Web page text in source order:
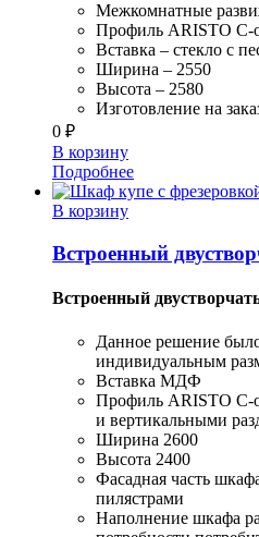
Межкомнатные
Профиль ARISTO С-
Вставка – стекло с
Ширина – 2550
Высота – 2580
Изготовление на
0 ₽
В корзину
Подробнее
В корзину
Встроенный
Встроенный
Данное решение
индивидуальным
Вставка МДФ
Профиль ARISTO C-
и вертикальными
Ширина 2600
Высота 2400
Фасадная часть
пилястрами
Наполнение шкафа